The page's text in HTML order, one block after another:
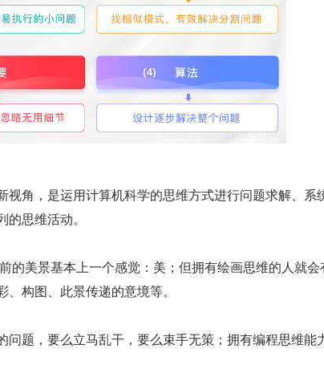
视角，是运用计算机科学的思维方式进行问题求解、系
思维活动。
的美景基本上一个感觉：美；但拥有绘画思维的人就会
构图、此景传递的意境等。
问题，要么立马乱干，要么束手无策；拥有编程思维能